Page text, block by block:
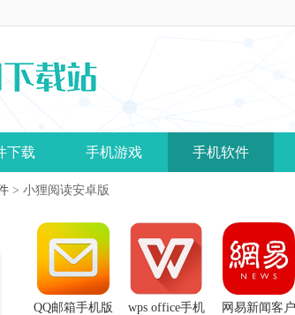
下载 手机游戏 手机软件
> 小狸阅读安卓版
QQ邮箱手机版
wps office手机
网易新闻客户